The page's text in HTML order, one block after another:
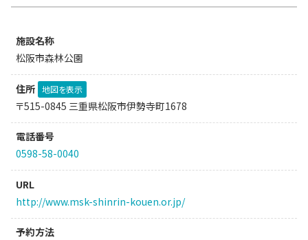
施設名称
松阪市森林公園
住所 地図を表示
〒515-0845 三重県松阪市伊勢寺町1678
電話番号
0598-58-0040
URL
http://www.msk-shinrin-kouen.or.jp/
予約方法